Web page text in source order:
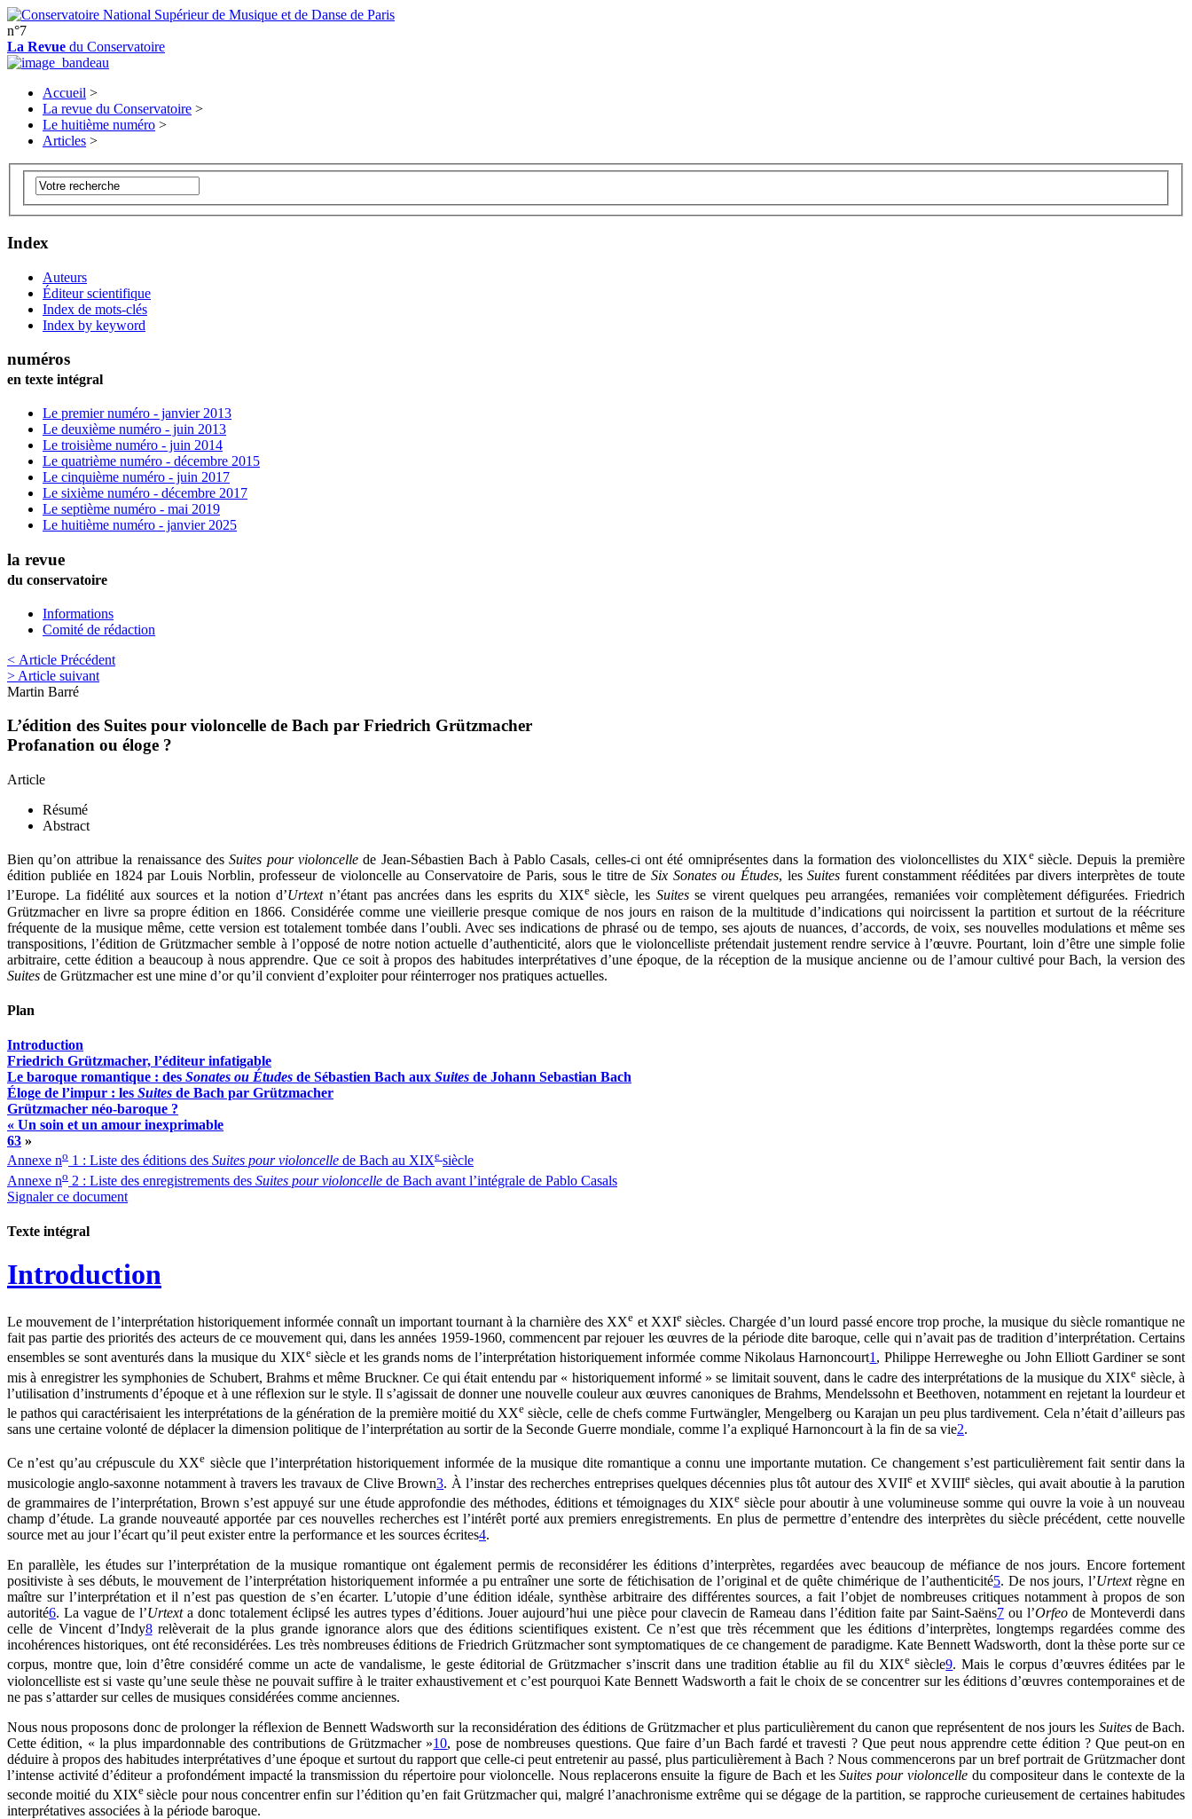
n°7
La Revue du Conservatoire
Accueil >
La revue du Conservatoire >
Le huitième numéro >
Articles >
Index
Auteurs
Éditeur scientifique
Index de mots-clés
Index by keyword
numéros
en texte intégral
Le premier numéro - janvier 2013
Le deuxième numéro - juin 2013
Le troisième numéro - juin 2014
Le quatrième numéro - décembre 2015
Le cinquième numéro - juin 2017
Le sixième numéro - décembre 2017
Le septième numéro - mai 2019
Le huitième numéro - janvier 2025
la revue
du conservatoire
Informations
Comité de rédaction
< Article Précédent
> Article suivant
Martin Barré
L’édition des Suites pour violoncelle de Bach par Friedrich Grützmacher
Profanation ou éloge ?
Article
Résumé
Abstract
Bien qu’on attribue la renaissance desSuites pour violoncelle de Jean-Sébastien Bach à Pablo Casals, celles-ci ont été omniprésentes dans la formation des violoncellistes du XIXe siècle. Depuis la première
édition publiée en 1824 par Louis Norblin, professeur de violoncelle au Conservatoire de Paris, sous le titre deSix Sonates ou Études, lesSuites furent constamment rééditées par divers interprètes de toute
l’Europe. La fidélité aux sources et la notion d’Urtextn’étant pas ancrées dans les esprits du XIXesiècle, les Suitesse virent quelques peu arrangées, remaniées voir complètement défigurées. Friedrich
Grützmacher en livre sa propre édition en 1866. Considérée comme une vieillerie presque comique de nos jours en raison de la multitude d’indications qui noircissent la partition et surtout de la réécriture
fréquente de la musique même, cette version est totalement tombée dans l’oubli. Avec ses indications de phrasé ou de tempo, ses ajouts de nuances, d’accords, de voix, ses nouvelles modulations et même ses
transpositions, l’édition de Grützmacher semble à l’opposé de notre notion actuelle d’authenticité, alors que le violoncelliste prétendait justement rendre service à l’œuvre. Pourtant, loin d’être une simple folie
arbitraire, cette édition a beaucoup à nous apprendre. Que ce soit à propos des habitudes interprétatives d’une époque, de la réception de la musique ancienne ou de l’amour cultivé pour Bach, la version des
Suites de Grützmacher est une mine d’or qu’il convient d’exploiter pour réinterroger nos pratiques actuelles.
Plan
Introduction
Friedrich Grützmacher, l’éditeur infatigable
Le baroque romantique : des Sonates ou Études de Sébastien Bach aux Suites de Johann Sebastian Bach
Éloge de l’impur : les Suites de Bach par Grützmacher
Grützmacher néo-baroque ?
« Un soin et un amour inexprimable
63 »
Annexe no 1 : Liste des éditions des Suites pour violoncelle de Bach au XIXe siècle
Annexe no 2 : Liste des enregistrements des Suites pour violoncelle de Bach avant l’intégrale de Pablo Casals
Signaler ce document
Texte intégral
Introduction
Le mouvement de l’interprétation historiquement informée connaît un important tournant à la charnière des XXe et XXIesiècles. Chargée d’un lourd passé encore trop proche, la musique du siècle romantique ne
fait pas partie des priorités des acteurs de ce mouvement qui, dans les années 1959-1960, commencent par rejouer les œuvres de la période dite baroque, celle qui n’avait pas de tradition d’interprétation. Certains
ensembles se sont aventurés dans la musique du XIXesiècle et les grands noms de l’interprétation historiquement informée comme Nikolaus Harnoncourt1, Philippe Herreweghe ou John Elliott Gardiner se sont
mis à enregistrer les symphonies de Schubert, Brahms et même Bruckner. Ce qui était entendu par « historiquement informé » se limitait souvent, dans le cadre des interprétations de la musique du XIXe siècle, à
l’utilisation d’instruments d’époque et à une réflexion sur le style. Il s’agissait de donner une nouvelle couleur aux œuvres canoniques de Brahms, Mendelssohn et Beethoven, notamment en rejetant la lourdeur et
le pathos qui caractérisaient les interprétations de la génération de la première moitié du XXe siècle, celle de chefs comme Furtwängler, Mengelberg ou Karajan un peu plus tardivement. Cela n’était d’ailleurs pas
sans une certaine volonté de déplacer la dimension politique de l’interprétation au sortir de la Seconde Guerre mondiale, comme l’a expliqué Harnoncourt à la fin de sa vie2.
Ce n’est qu’au crépuscule du XXe siècle que l’interprétation historiquement informée de la musique dite romantique a connu une importante mutation. Ce changement s’est particulièrement fait sentir dans la
musicologie anglo-saxonne notamment à travers les travaux de Clive Brown3. À l’instar des recherches entreprises quelques décennies plus tôt autour des XVIIeet XVIIIesiècles, qui avait aboutie à la parution
de grammaires de l’interprétation, Brown s’est appuyé sur une étude approfondie des méthodes, éditions et témoignages du XIXe siècle pour aboutir à une volumineuse somme qui ouvre la voie à un nouveau
champ d’étude. La grande nouveauté apportée par ces nouvelles recherches est l’intérêt porté aux premiers enregistrements. En plus de permettre d’entendre des interprètes du siècle précédent, cette nouvelle
source met au jour l’écart qu’il peut exister entre la performance et les sources écrites4.
En parallèle, les études sur l’interprétation de la musique romantique ont également permis de reconsidérer les éditions d’interprètes, regardées avec beaucoup de méfiance de nos jours. Encore fortement
positiviste à ses débuts, le mouvement de l’interprétation historiquement informée a pu entraîner une sorte de fétichisation de l’original et de quête chimérique de l’authenticité5. De nos jours, l’Urtextrègne en
maître sur l’interprétation et il n’est pas question de s’en écarter. L’utopie d’une édition idéale, synthèse arbitraire des différentes sources, a fait l’objet de nombreuses critiques notamment à propos de son
autorité6. La vague de l’Urtexta donc totalement éclipsé les autres types d’éditions. Jouer aujourd’hui une pièce pour clavecin de Rameau dans l’édition faite par Saint-Saëns7ou l’Orfeode Monteverdi dans
celle de Vincent d’Indy8relèverait de la plus grande ignorance alors que des éditions scientifiques existent. Ce n’est que très récemment que les éditions d’interprètes, longtemps regardées comme des
incohérences historiques, ont été reconsidérées. Les très nombreuses éditions de Friedrich Grützmacher sont symptomatiques de ce changement de paradigme. Kate Bennett Wadsworth, dont la thèse porte sur ce
corpus, montre que, loin d’être considéré comme un acte de vandalisme, le geste éditorial de Grützmacher s’inscrit dans une tradition établie au fil du XIXesiècle9. Mais le corpus d’œuvres éditées par le
violoncelliste est si vaste qu’une seule thèse ne pouvait suffire à le traiter exhaustivement et c’est pourquoi Kate Bennett Wadsworth a fait le choix de se concentrer sur les éditions d’œuvres contemporaines et de
ne pas s’attarder sur celles de musiques considérées comme anciennes.
Nous nous proposons donc de prolonger la réflexion de Bennett Wadsworth sur la reconsidération des éditions de Grützmacher et plus particulièrement du canon que représentent de nos jours les Suitesde Bach.
Cette édition, « la plus impardonnable des contributions de Grützmacher »10, pose de nombreuses questions. Que faire d’un Bach fardé et travesti ? Que peut nous apprendre cette édition ? Que peut-on en
déduire à propos des habitudes interprétatives d’une époque et surtout du rapport que celle-ci peut entretenir au passé, plus particulièrement à Bach ? Nous commencerons par un bref portrait de Grützmacher dont
l’intense activité d’éditeur a profondément impacté la transmission du répertoire pour violoncelle. Nous replacerons ensuite la figure de Bach et lesSuites pour violoncelle du compositeur dans le contexte de la
seconde moitié du XIXe siècle pour nous concentrer enfin sur l’édition qu’en fait Grützmacher qui, malgré l’anachronisme extrême qui se dégage de la partition, se rapproche curieusement de certaines habitudes
interprétatives associées à la période baroque.